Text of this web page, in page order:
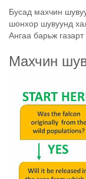
Бусад махчин
шонхор шувуунд
Ангаа барьж
Махчин